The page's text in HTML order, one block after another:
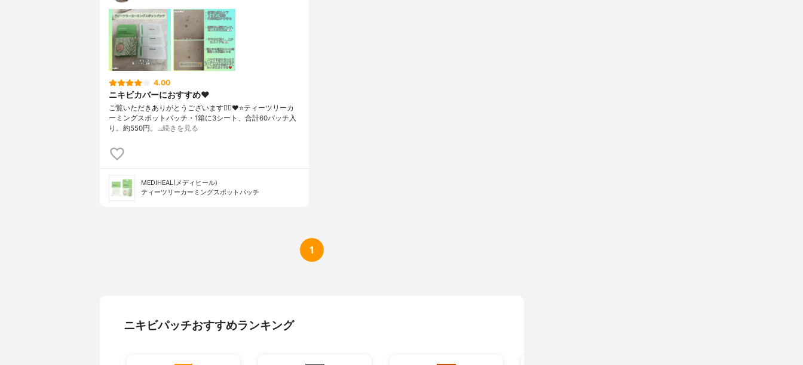
4.00
ニキビカバーにおすすめ❤
ご覧いただきありがとうございます🙇‍♀️❤⁡⁡⁡⁡⁡⁡⁡⁡⁡⭐ティーツリーカ
ーミングスポットパッチ⁡⁡⁡・1箱に3シート、合計60パッチ入
り。⁡約550円。⁡⁡…続きを見る
MEDIHEAL(メディヒール)
ティーツリーカーミングスポットパッチ
1
ニキビパッチおすすめランキング